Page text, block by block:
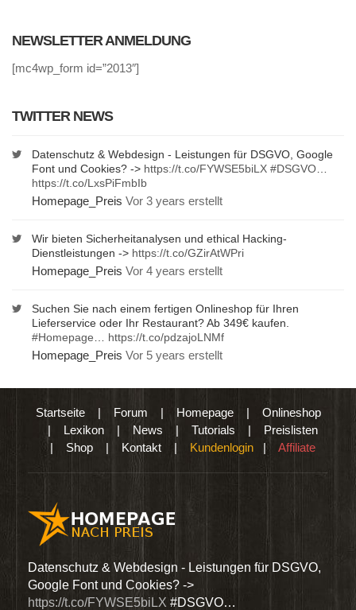
NEWSLETTER ANMELDUNG
[mc4wp_form id=”2013″]
TWITTER NEWS
Datenschutz & Webdesign - Leistungen für DSGVO, Google
Font und Cookies? -> https://t.co/FYWSE5biLX #DSGVO
https://t.co/LxsPiFmbIb
Homepage_Preis Vor 3 years erstellt
Wir bieten Sicherheitanalysen und ethical Hacking-
Dienstleistungen -> https://t.co/GZirAtWPri
Homepage_Preis Vor 4 years erstellt
Suchen Sie nach einem fertigen Onlineshop für Ihren
Lieferservice oder Ihr Restaurant? Ab 349€ kaufen.
#Homepage
https://t.co/pdzajoLNMf
Homepage_Preis Vor 5 years erstellt
Startseite| Forum | Homepage| Onlineshop
| Lexikon | News | Tutorials | Preislisten
| Shop | Kontakt | Kundenlogin | Affiliate
Datenschutz & Webdesign - Leistungen für DSGVO,
Google Font und Cookies? ->
https://t.co/FYWSE5biLX #DSGVO…